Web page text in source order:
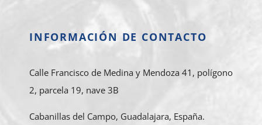
INFORMACIÓN DE CONTACTO
Calle Francisco de Medina y Mendoza 41, polígono
2, parcela 19, nave 3B
Cabanillas del Campo, Guadalajara, España.